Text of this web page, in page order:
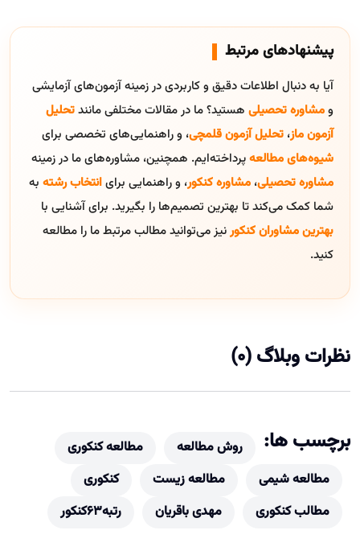
پیشنهادهای مرتبط
آیا به دنبال اطلاعات دقیق و کاربردی در زمینه آزمون‌های آزمایشی
ومشاوره تحصیلی هستید؟ ما در مقالات مختلفی مانندتحلیل
آزمون ماز، تحلیل آزمون قلمچی، و راهنمایی‌های تخصصی برای
شیوه‌های مطالعهپرداخته‌ایم. همچنین، مشاوره‌های ما در زمینه
مشاوره تحصیلی، مشاوره کنکور، و راهنمایی برایانتخاب رشته به
شما کمک می‌کند تا بهترین تصمیم‌ها را بگیرید. برای آشنایی با
بهترین مشاوران کنکورنیز می‌توانید مطالب مرتبط ما را مطالعه
کنید.
نظرات وبلاگ (0)
برچسب ها: روش مطالعه
مطالعه کنکوری
مطالعه شیمی
مطالعه زیست
کنکوری
مطالب کنکوری
مهدی باقریان رتبه63کنکور